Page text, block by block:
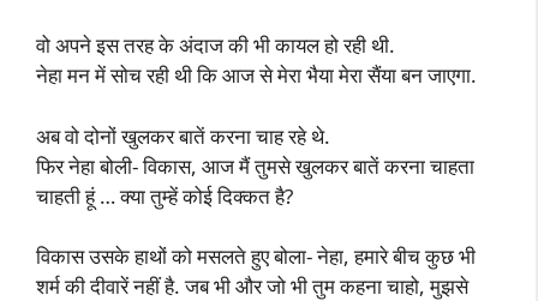
वो अपने इस तरह के अंदाज की भी कायल हो रही थी.
नेहा मन में सोच रही थी कि आज से मेरा भैया मेरा सैंया बन जाएगा.
अब वो दोनों खुलकर बातें करना चाह रहे थे.
फिर नेहा बोली- विकास, आज मैं तुमसे खुलकर बातें करना चाहता
चाहती हूं … क्या तुम्हें कोई दिक्कत है?
विकास उसके हाथों को मसलते हुए बोला- नेहा, हमारे बीच कुछ भी
शर्म की दीवारें नहीं है. जब भी और जो भी तुम कहना चाहो, मुझसे